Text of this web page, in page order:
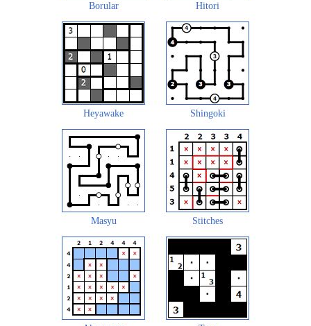
Borular Hitori
Heyawake Shingoki
Masyu Stitches